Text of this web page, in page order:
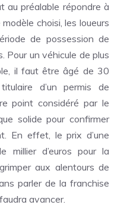
au préalable répondre à
choisi, les loueurs
de possession de
Pour un véhicule de plus
il faut être âgé de 30
d’un permis de
point considéré par le
solide pour confirmer
En effet, le prix d’une
millier d’euros pour la
aux alentours de
parler de la franchise
avancer.